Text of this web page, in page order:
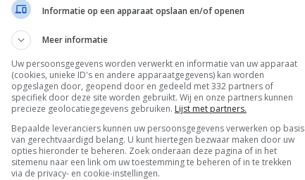
John Terlesky
Lou Diamond Phillips
Ryon,Jack McGee,Carmen Argenziano,
Troy Beyer ,Kari Wuhrer ,Edoardo Ballerini,
Gwen McGee,Iva Hasperger ,Mike Butters,
David Reivers
Guy Ecker
27.06.2002
Informatie op een apparaat opslaan en/of openen
Meer informatie
Uw persoonsgegevens worden verwerkt en informatie van uw apparaat
(cookies, unieke ID's en andere apparaatgegevens) kan worden
opgeslagen door, geopend door en gedeeld met 332 partners of
specifiek door deze site worden gebruikt. Wij en onze partners kunnen
precieze geolocatiegegevens gebruiken. Lijst met partners.
Bepaalde leveranciers kunnen uw persoonsgegevens verwerken op basis
van gerechtvaardigd belang. U kunt hiertegen bezwaar maken door uw
opties hieronder te beheren. Zoek onderaan deze pagina of in het
sitemenu naar een link om uw toestemming te beheren of in te trekken
via de privacy- en cookie-instellingen.